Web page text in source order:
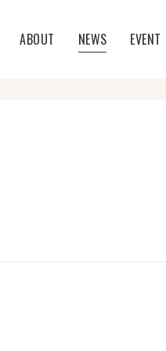
ABOUT NEWS EVENT